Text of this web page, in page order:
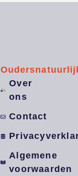
Over
ons
Contact
Algemene
voorwaarden